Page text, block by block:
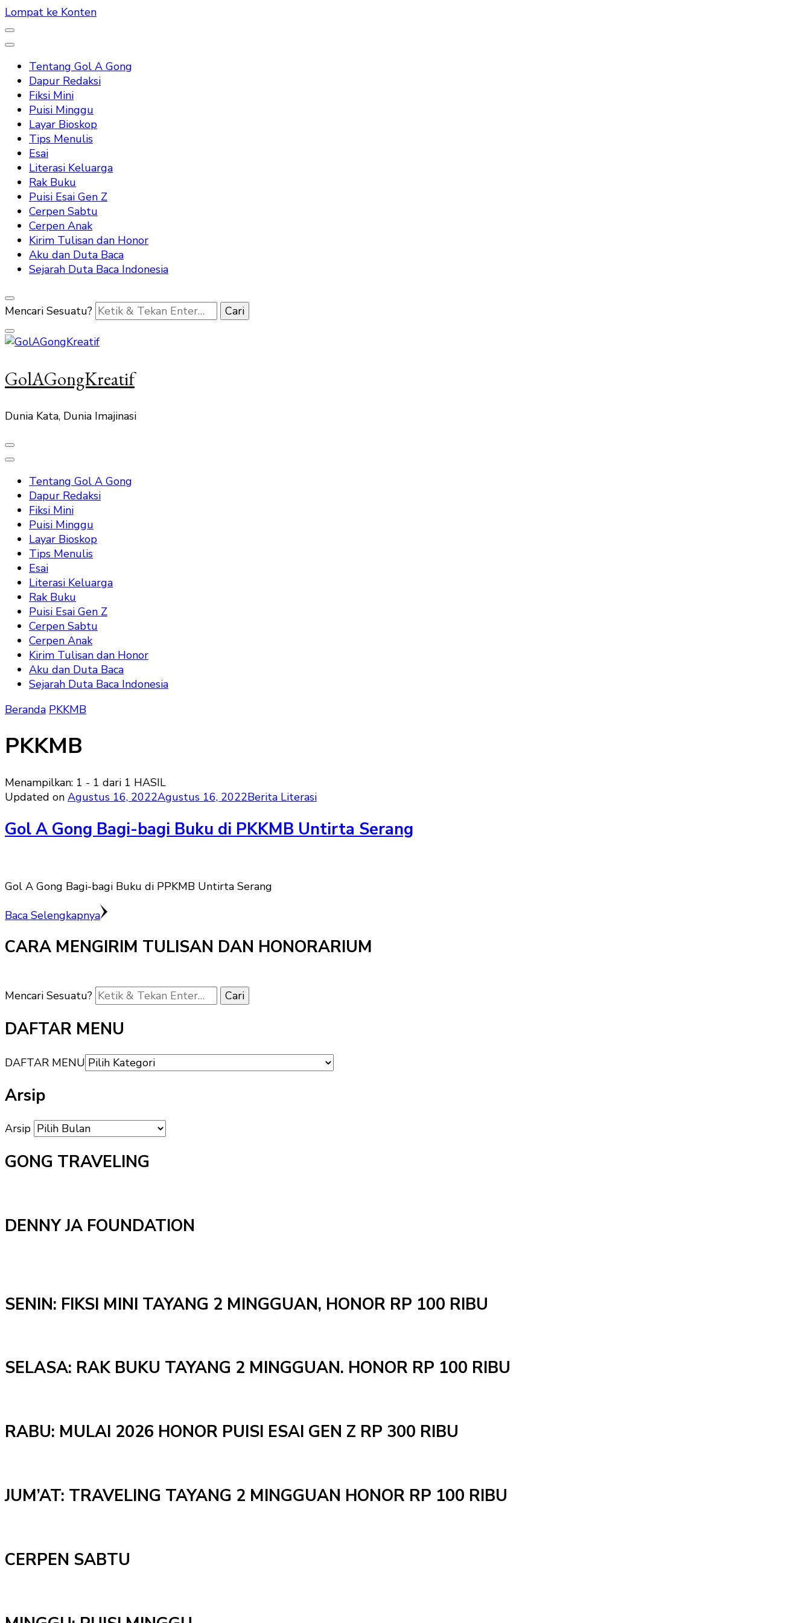
Lompat ke Konten
Tentang Gol A Gong
Dapur Redaksi
Fiksi Mini
Puisi Minggu
Layar Bioskop
Tips Menulis
Esai
Literasi Keluarga
Rak Buku
Puisi Esai Gen Z
Cerpen Sabtu
Cerpen Anak
Kirim Tulisan dan Honor
Aku dan Duta Baca
Sejarah Duta Baca Indonesia
Mencari Sesuatu?
GolAGongKreatif
Dunia Kata, Dunia Imajinasi
Tentang Gol A Gong
Dapur Redaksi
Fiksi Mini
Puisi Minggu
Layar Bioskop
Tips Menulis
Esai
Literasi Keluarga
Rak Buku
Puisi Esai Gen Z
Cerpen Sabtu
Cerpen Anak
Kirim Tulisan dan Honor
Aku dan Duta Baca
Sejarah Duta Baca Indonesia
Beranda PKKMB
PKKMB
Menampilkan: 1 - 1 dari 1 HASIL
Updated on Agustus 16, 2022Agustus 16, 2022Berita Literasi
Gol A Gong Bagi-bagi Buku di PKKMB Untirta Serang
Gol A Gong Bagi-bagi Buku di PPKMB Untirta Serang
Baca Selengkapnya
CARA MENGIRIM TULISAN DAN HONORARIUM
Mencari Sesuatu?
DAFTAR MENU
DAFTAR MENU
Arsip
Arsip
GONG TRAVELING
DENNY JA FOUNDATION
SENIN: FIKSI MINI TAYANG 2 MINGGUAN, HONOR RP 100 RIBU
SELASA: RAK BUKU TAYANG 2 MINGGUAN. HONOR RP 100 RIBU
RABU: MULAI 2026 HONOR PUISI ESAI GEN Z RP 300 RIBU
JUM’AT: TRAVELING TAYANG 2 MINGGUAN HONOR RP 100 RIBU
CERPEN SABTU